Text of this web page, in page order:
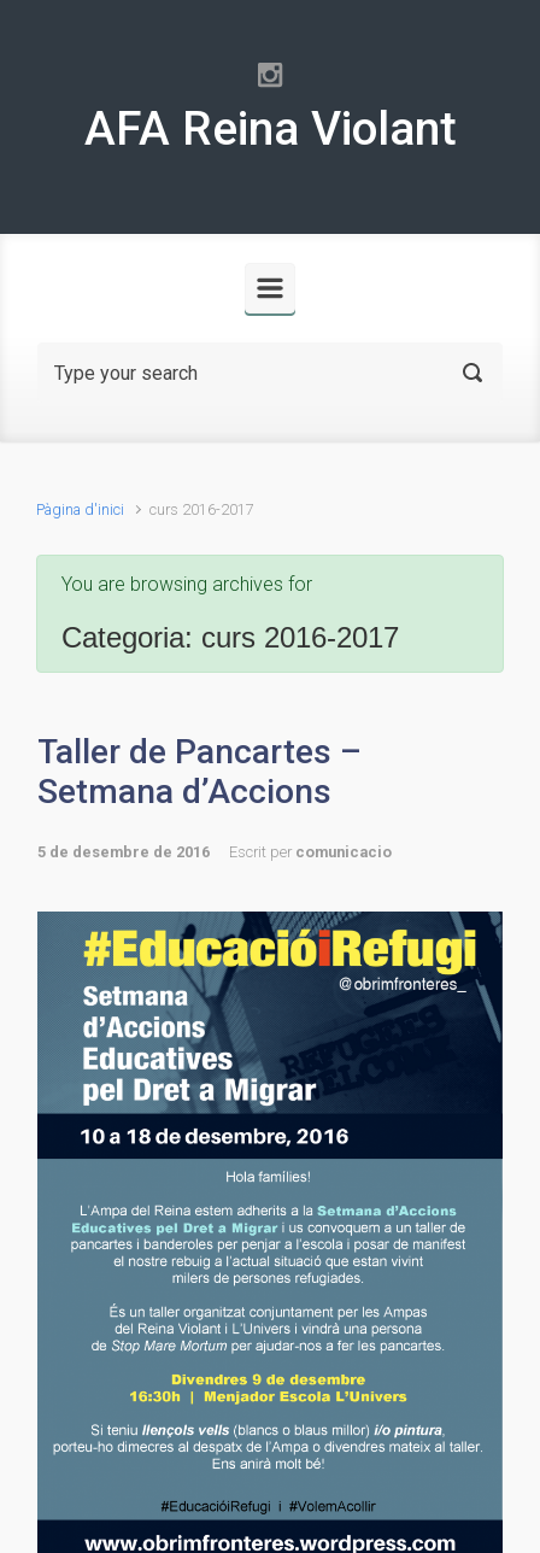
AFA Reina Violant
Pàgina d'inici curs 2016-2017
You are browsing archives for
Categoria: curs 2016-2017
Taller de Pancartes –
Setmana d’Accions
5 de desembre de 2016 Escrit per comunicacio